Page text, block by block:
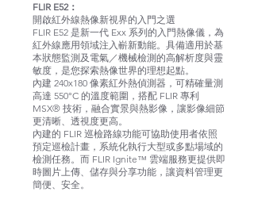
FLIR E52：
開啟紅外線熱像新視界的入門之選
FLIR E52 是新一代 Exx 系列的入門熱像儀，為
紅外線應用領域注入嶄新動能。具備適用於基
本狀態監測及電氣／機械檢測的高解析度與靈
敏度，是您探索熱像世界的理想起點。
內建 240x180 像素紅外熱偵測器，可精確量測
高達 550°C 的溫度範圍，搭配 FLIR 專利
MSX® 技術，融合實景與熱影像，讓影像細節
更清晰、透視度更高。
內建的 FLIR 巡檢路線功能可協助使用者依照
預定巡檢計畫，系統化執行大型或多點場域的
檢測任務。而 FLIR Ignite™ 雲端服務更提供即
時圖片上傳、儲存與分享功能，讓資料管理更
簡便、安全。